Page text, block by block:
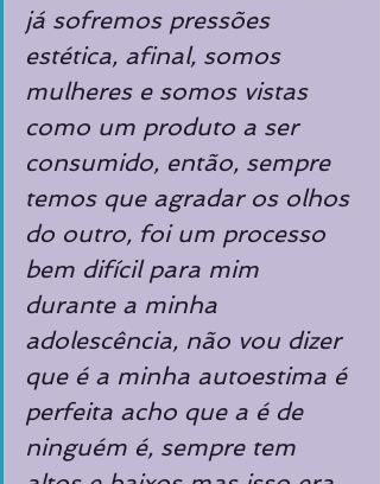
já sofremos pressões
estética, afinal, somos
mulheres e somos vistas
como um produto a ser
consumido, então, sempre
temos que agradar os olhos
do outro, foi um processo
bem difícil para mim
durante a minha
adolescência, não vou dizer
que é a minha autoestima é
perfeita acho que a é de
ninguém é, sempre tem